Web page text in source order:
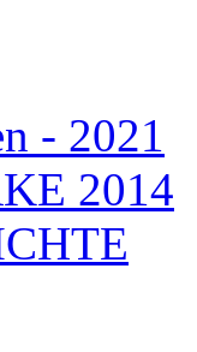
- 2021
2014